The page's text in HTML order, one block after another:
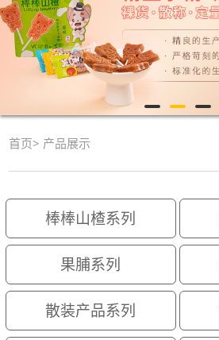
首页> 产品展示
棒棒山楂系列
果脯系列
散装产品系列